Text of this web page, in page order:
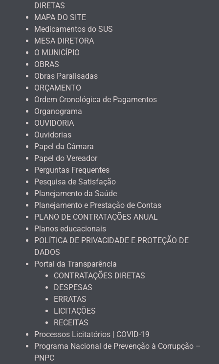
DIRETAS
MAPA DO SITE
Medicamentos do SUS
MESA DIRETORA
O MUNICÍPIO
OBRAS
Obras Paralisadas
ORÇAMENTO
Ordem Cronológica de Pagamentos
Organograma
OUVIDORIA
Ouvidorias
Papel da Câmara
Papel do Vereador
Perguntas Frequentes
Pesquisa de Satisfação
Planejamento da Saúde
Planejamento e Prestação de Contas
PLANO DE CONTRATAÇÕES ANUAL
Planos educacionais
POLÍTICA DE PRIVACIDADE E PROTEÇÃO DE
DADOS
Portal da Transparência
CONTRATAÇÕES DIRETAS
DESPESAS
ERRATAS
LICITAÇÕES
RECEITAS
Processos Licitatórios | COVID-19
Programa Nacional de Prevenção à Corrupção –
PNPC